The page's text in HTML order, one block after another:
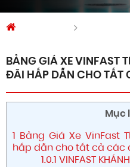
BẢNG GIÁ XE VINFAST
ĐÃI HẤP DẪN CHO TẤT
Mục
Bảng Giá Xe VinFast
hấp dẫn cho tất cả các
1.0.1 VINFAST